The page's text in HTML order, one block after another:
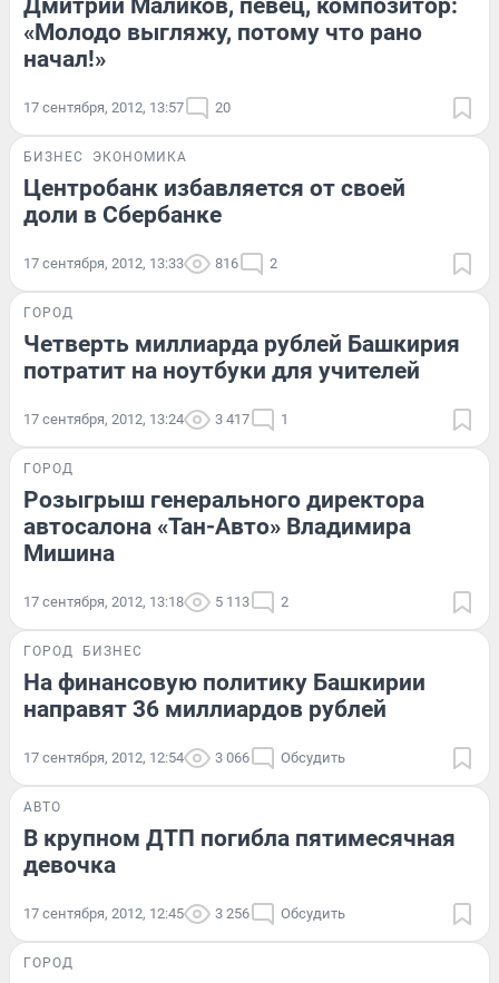
«Молодо выгляжу, потому что рано
начал!»
17 сентября, 2012, 13:57 20
БИЗНЕС ЭКОНОМИКА
Центробанк избавляется от своей
доли в Сбербанке
17 сентября, 2012, 13:33 816 2
ГОРОД
Четверть миллиарда рублей Башкирия
потратит на ноутбуки для учителей
17 сентября, 2012, 13:24 3 417 1
ГОРОД
Розыгрыш генерального директора
автосалона «Тан-Авто» Владимира
Мишина
17 сентября, 2012, 13:18 5 113 2
ГОРОД БИЗНЕС
На финансовую политику Башкирии
направят 36 миллиардов рублей
17 сентября, 2012, 12:54 3 066 Обсудить
АВТО
В крупном ДТП погибла пятимесячная
девочка
17 сентября, 2012, 12:45 3 256 Обсудить
ГОРОД